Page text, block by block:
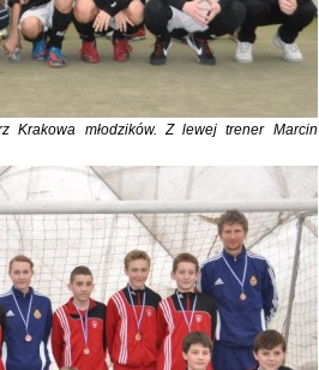
Krakowa młodzików. Z lewej trener Marcin